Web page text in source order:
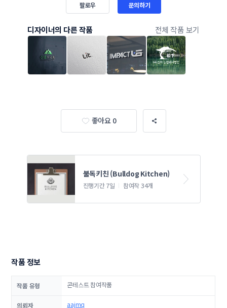
팔로우 문의하기
디자이너의 다른 작품 전체 작품 보기
좋아요 0
불독키친 (Bulldog Kitchen)
진행기간 7일 참여작 34개
작품 정보
작품 유형 콘테스트 참여작품
의뢰자 aajmq